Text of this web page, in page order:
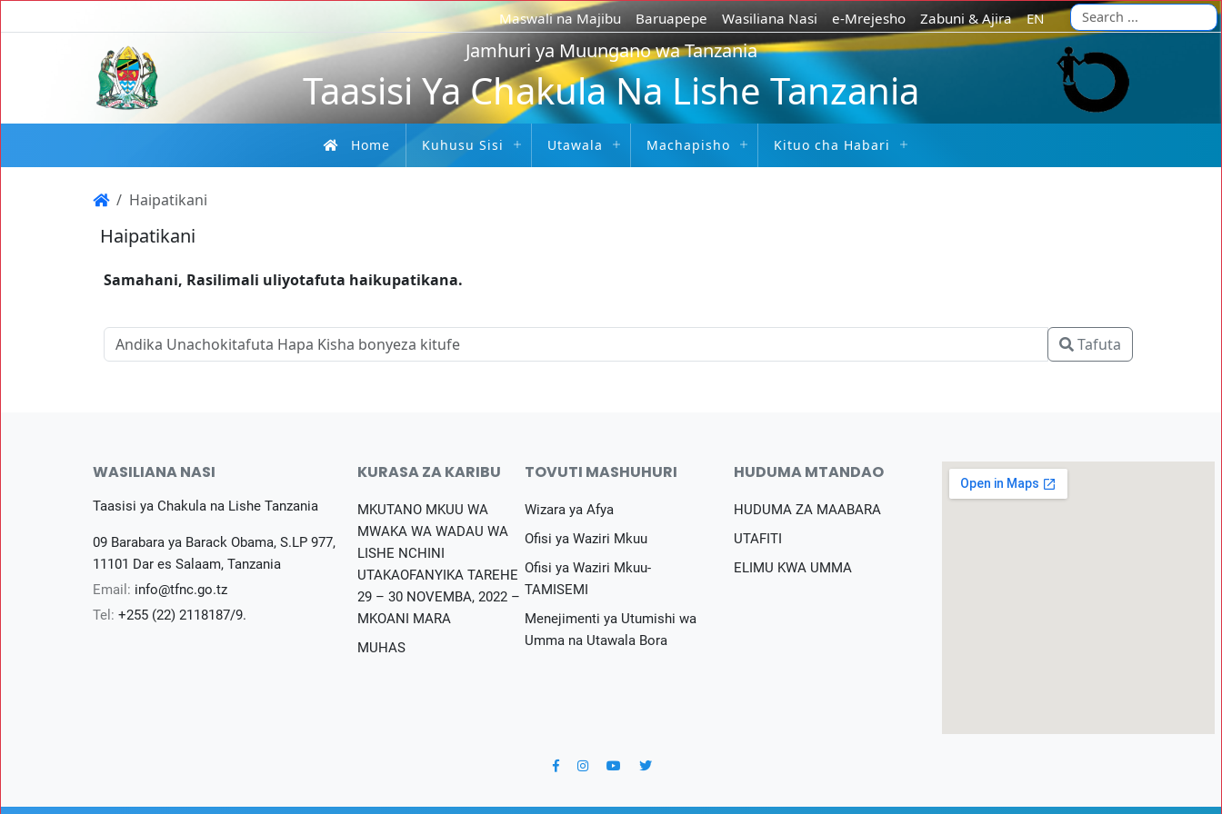
Maswali na Majibu Baruapepe Wasiliana Nasi e-Mrejesho Zabuni & Ajira EN
Jamhuri ya Muungano wa Tanzania
Taasisi Ya Chakula Na Lishe Tanzania
Home Kuhusu Sisi Utawala Machapisho Kituo cha Habari
Haipatikani
Haipatikani
Samahani, Rasilimali uliyotafuta haikupatikana.
Tafuta
WASILIANA NASI
Taasisi ya Chakula na Lishe Tanzania
09 Barabara ya Barack Obama, S.LP 977,
11101 Dar es Salaam, Tanzania
Email: info@tfnc.go.tz
Tel: +255 (22) 2118187/9.
KURASA ZA KARIBU
MKUTANO MKUU WA
MWAKA WA WADAU WA
LISHE NCHINI
UTAKAOFANYIKA TAREHE
29 – 30 NOVEMBA, 2022 –
MKOANI MARA
MUHAS
TOVUTI MASHUHURI
Wizara ya Afya
Ofisi ya Waziri Mkuu
Ofisi ya Waziri Mkuu-
TAMISEMI
Menejimenti ya Utumishi wa
Umma na Utawala Bora
HUDUMA MTANDAO
HUDUMA ZA MAABARA
UTAFITI
ELIMU KWA UMMA